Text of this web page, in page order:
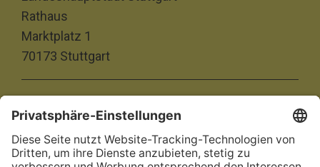
Rathaus
Marktplatz 1
70173 Stuttgart